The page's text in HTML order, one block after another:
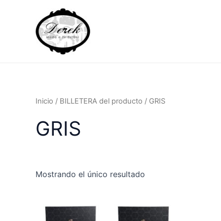
contenido
Inicio / BILLETERA del producto / GRIS
GRIS
Mostrando el único resultado
Este